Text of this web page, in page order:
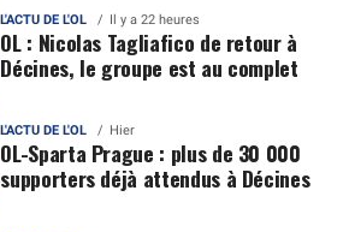
L'ACTU DE L'OL Il y a 22 heures
OL : Nicolas Tagliafico de retour à
Décines, le groupe est au complet
L'ACTU DE L'OL Hier
OL-Sparta Prague : plus de 30 000
supporters déjà attendus à Décines